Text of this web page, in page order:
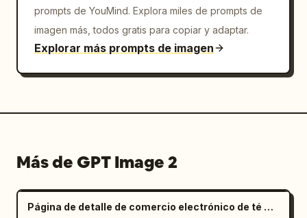
prompts de YouMind. Explora miles de prompts de
imagen más, todos gratis para copiar y adaptar.
Explorar más prompts de imagen
Más de GPT Image 2
Página de detalle de comercio electrónico de té Oolong estilo Zen